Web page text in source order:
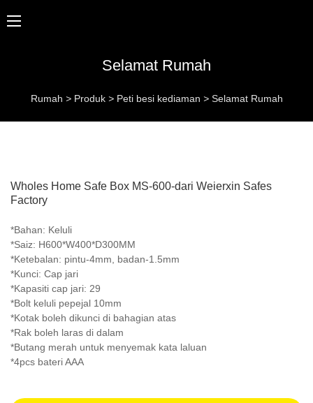
Selamat Rumah
Rumah > Produk > Peti besi kediaman > Selamat Rumah
Wholes Home Safe Box MS-600-dari Weierxin Safes
Factory
*Bahan: Keluli
*Saiz: H600*W400*D300MM
*Ketebalan: pintu-4mm, badan-1.5mm
*Kunci: Cap jari
*Kapasiti cap jari: 29
*Bolt keluli pepejal 10mm
*Kotak boleh dikunci di bahagian atas
*Rak boleh laras di dalam
*Butang merah untuk menyemak kata laluan
*4pcs bateri AAA